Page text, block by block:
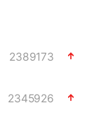
2389173
2345926